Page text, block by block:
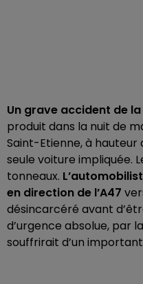
Un grave accident de
produit dans la nuit de
Saint-Etienne, à hauteur
seule voiture impliquée.
tonneaux.
en direction de l’A47
désincarcéré avant
d’urgence absolue, par
souffrirait d’un